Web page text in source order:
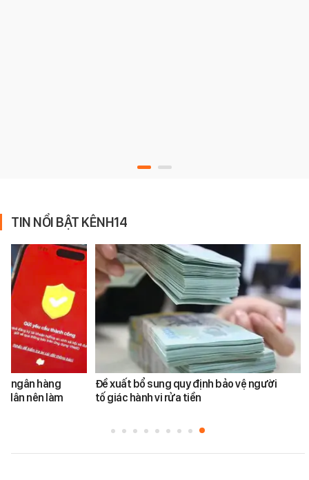
TIN NỔI BẬT KÊNH14
ngân hàng
dân nên làm
Đề xuất bổ sung quy định bảo vệ người
tố giác hành vi rửa tiền